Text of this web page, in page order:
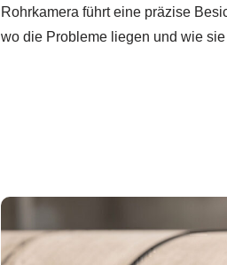
Rohrkamera führt eine präzise
wo die Probleme liegen und wie